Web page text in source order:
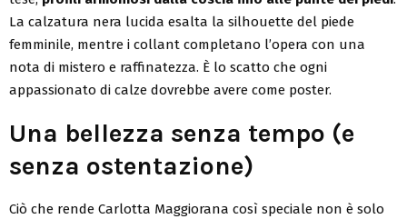
La calzatura nera lucida esalta la silhouette del piede
femminile, mentre i collant completano l’opera con una
nota di mistero e raffinatezza. È lo scatto che ogni
appassionato di calze dovrebbe avere come poster.
Una bellezza senza tempo (e
senza ostentazione)
Ciò che rende Carlotta Maggiorana così speciale non è solo